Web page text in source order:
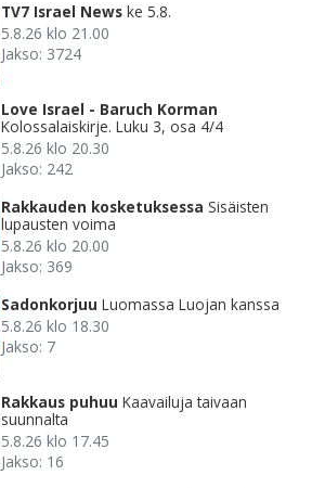
TV7 Israel News ke 5.8.
5.8.26 klo 21.00
Jakso: 3724
Love Israel - Baruch Korman
Kolossalaiskirje. Luku 3, osa 4/4
5.8.26 klo 20.30
Jakso: 242
Rakkauden kosketuksessa Sisäisten
lupausten voima
5.8.26 klo 20.00
Jakso: 369
Sadonkorjuu Luomassa Luojan kanssa
5.8.26 klo 18.30
Jakso: 7
Rakkaus puhuu Kaavailuja taivaan
suunnalta
5.8.26 klo 17.45
Jakso: 16